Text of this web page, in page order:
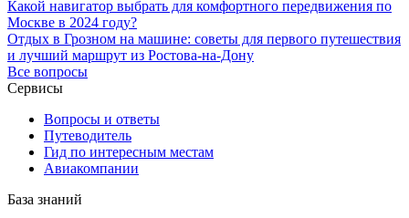
Какой навигатор выбрать для комфортного передвижения по
Москве в 2024 году?
Отдых в Грозном на машине: советы для первого путешествия
и лучший маршрут из Ростова-на-Дону
Все вопросы
Сервисы
Вопросы и ответы
Путеводитель
Гид по интересным местам
Авиакомпании
База знаний